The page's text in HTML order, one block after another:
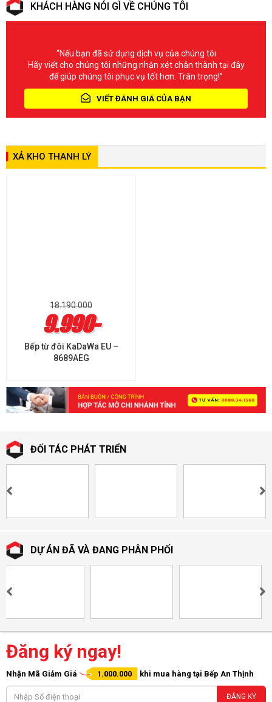
KHÁCH HÀNG NÓI GÌ VỀ CHÚNG TÔI
“Nếu bạn đã sử dụng dịch vụ của chúng tôi
Hãy viết cho chúng tôi những nhận xét chân thành tại đây
để giúp chúng tôi phục vụ tốt hơn. Trân trọng!”
VIẾT ĐÁNH GIÁ CỦA BẠN
XẢ KHO THANH LÝ
18.190.000
9.990-
Bếp từ đôi KaDaWa EU –
8689AEG
ĐỐI TÁC PHÁT TRIỂN
DỰ ÁN ĐÃ VÀ ĐANG PHÂN PHỐI
Đăng ký ngay!
Nhận Mã Giảm Giá 1.000.000 khi mua hàng tại Bếp An Thịnh
ĐĂNG KÝ